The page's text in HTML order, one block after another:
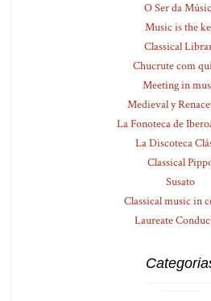
O Ser da
Music is the
Classical
Chucrute com
Meeting in
Medieval y
La Fonoteca de
La Discoteca
Classical
Susato
Classical music in
Laureate